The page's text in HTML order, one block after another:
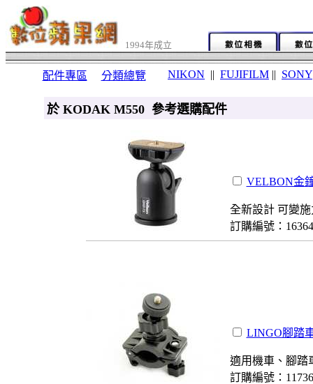
1994年成立
配件專區 分類總覽 NIKON || FUJIFILM || SONY
於 KODAK M550 參考選購配件
VELBON金
全新設計 可變
訂購編號：
LINGO腳踏
適用機車、腳踏
訂購編號：